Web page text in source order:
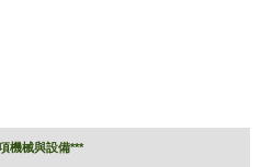
機械與設備***